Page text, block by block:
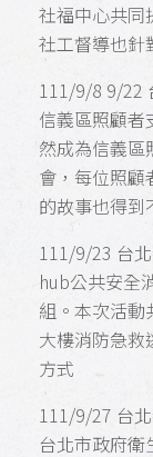
社福中心共同
社工督導也針
111/9/8 9/22
信義區照顧者
然成為信義區
會，每位照顧
的故事也得到
111/9/23 台
hub公共安全
組。本次活動
大樓消防急救
方式
111/9/27 台
台北市政府